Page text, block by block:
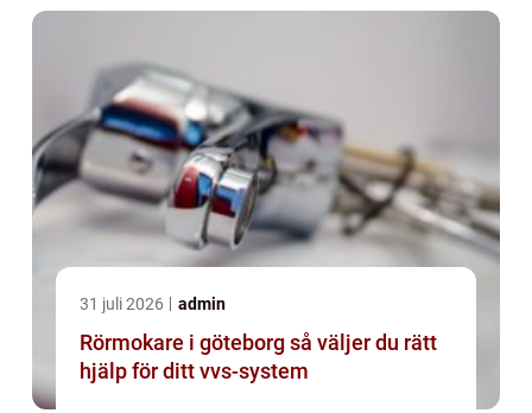
31 juli 2026 admin
Rörmokare i göteborg så väljer du rätt
hjälp för ditt vvs-system